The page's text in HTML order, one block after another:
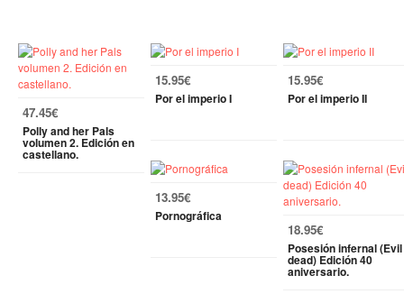
47.45€
Polly and her Pals
volumen 2. Edición en
castellano.
15.95€
Por el imperio I
15.95€
Por el imperio II
13.95€
Pornográfica
18.95€
Posesión infernal (Evil
dead) Edición 40
aniversario.